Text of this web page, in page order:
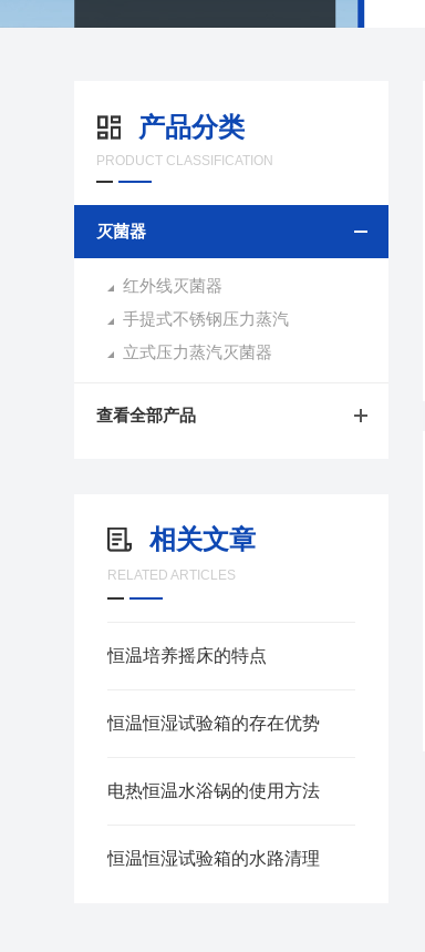
产品分类
PRODUCT CLASSIFICATION
灭菌器
红外线灭菌器
手提式不锈钢压力蒸汽
立式压力蒸汽灭菌器
查看全部产品
相关文章
RELATED ARTICLES
恒温培养摇床的特点
恒温恒湿试验箱的存在优势
电热恒温水浴锅的使用方法
恒温恒湿试验箱的水路清理